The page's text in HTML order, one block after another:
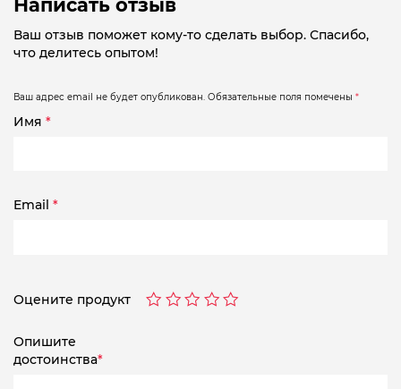
Написать отзыв
Ваш отзыв поможет кому-то сделать выбор. Спасибо,
что делитесь опытом!
Ваш адрес email не будет опубликован. Обязательные поля помечены *
Имя *
Email *
Оцените продукт
Опишите
достоинства*